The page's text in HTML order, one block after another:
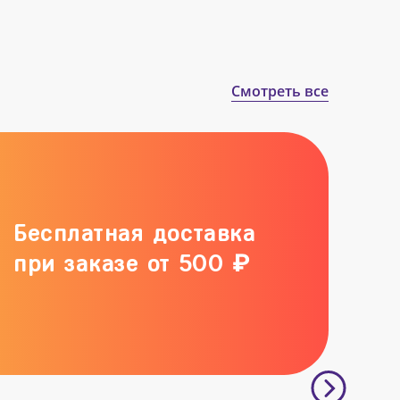
Смотреть все
Бесплатная доставка
при заказе от 500 ₽